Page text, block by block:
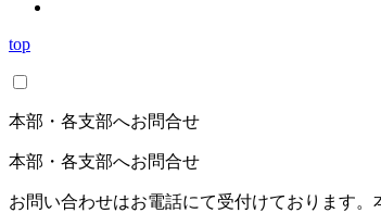
top
本部・各支部へお問合せ
本部・各支部へお問合せ
お問い合わせはお電話にて受付けております。